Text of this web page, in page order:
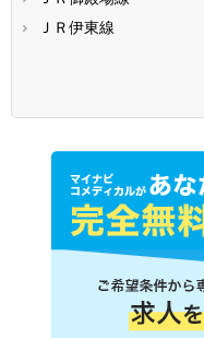
ＪＲ伊東線
天竜浜名湖鉄道